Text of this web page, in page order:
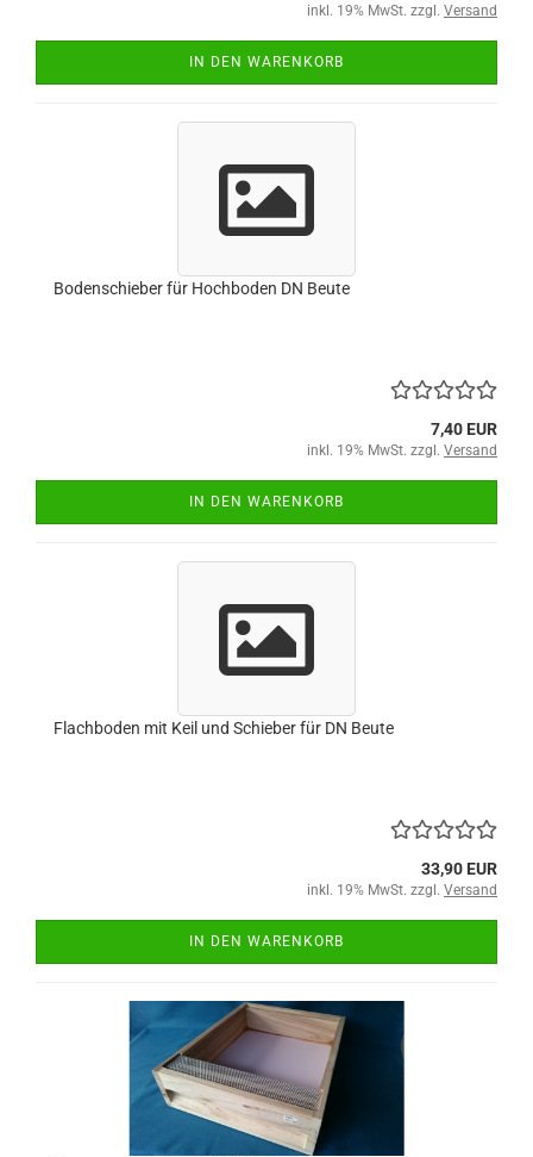
inkl. 19% MwSt. zzgl. Versand
IN DEN WARENKORB
Bodenschieber für Hochboden DN Beute
7,40 EUR
inkl. 19% MwSt. zzgl. Versand
IN DEN WARENKORB
Flachboden mit Keil und Schieber für DN Beute
33,90 EUR
inkl. 19% MwSt. zzgl. Versand
IN DEN WARENKORB